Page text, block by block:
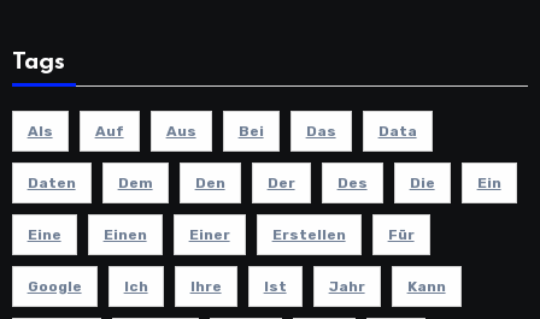
Tags
Als Auf Aus Bei Das Data
Daten Dem Den Der Des Die Ein
Eine Einen Einer Erstellen Für
Google Ich Ihre Ist Jahr Kann